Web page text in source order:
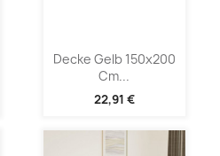
Decke Gelb 150x200
Cm...
22,91 €